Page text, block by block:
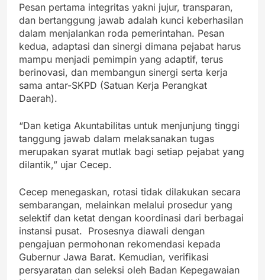
Pesan pertama integritas yakni jujur, transparan,
dan bertanggung jawab adalah kunci keberhasilan
dalam menjalankan roda pemerintahan. Pesan
kedua, adaptasi dan sinergi dimana pejabat harus
mampu menjadi pemimpin yang adaptif, terus
berinovasi, dan membangun sinergi serta kerja
sama antar-SKPD (Satuan Kerja Perangkat
Daerah).
“Dan ketiga Akuntabilitas untuk menjunjung tinggi
tanggung jawab dalam melaksanakan tugas
merupakan syarat mutlak bagi setiap pejabat yang
dilantik,” ujar Cecep.
Cecep menegaskan, rotasi tidak dilakukan secara
sembarangan, melainkan melalui prosedur yang
selektif dan ketat dengan koordinasi dari berbagai
instansi pusat. Prosesnya diawali dengan
pengajuan permohonan rekomendasi kepada
Gubernur Jawa Barat. Kemudian, verifikasi
persyaratan dan seleksi oleh Badan Kepegawaian